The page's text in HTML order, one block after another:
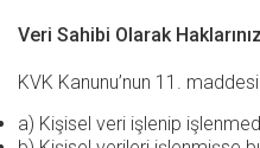
Veri Sahibi Olarak
KVK Kanunu’nun 11.
a) Kişisel veri işlenip